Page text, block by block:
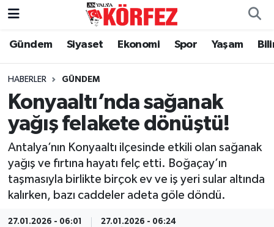
Gündem Siyaset Ekonomi Spor Yaşam
HABERLER GÜNDEM
Konyaaltı’nda sağanak
yağış felakete dönüştü!
Antalya’nın Konyaaltı ilçesinde etkili olan sağanak
yağış ve fırtına hayatı felç etti. Boğaçay’ın
taşmasıyla birlikte birçok ev ve iş yeri sular altında
kalırken, bazı caddeler adeta göle döndü.
27.01.2026 - 06:01 27.01.2026 - 06:24
Gündem
Siyaset
Yerel Yönetim
Spor
Yaşam
Nöbetçi Eczaneler
Hava Durumu
Trafik Durumu
Tüm Manşetler
Son Dakika Haberleri